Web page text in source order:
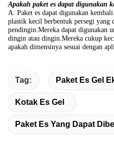
Apakah paket es dapat digunakan
A: Paket es dapat digunakan
plastik kecil berbentuk persegi yang
pendingin.Mereka dapat digunakan
dingin atau dingin.Mereka cukup
apakah dimensinya sesuai dengan
Tag: Paket Es Gel
Kotak Es Gel
Paket Es Yang Dapat